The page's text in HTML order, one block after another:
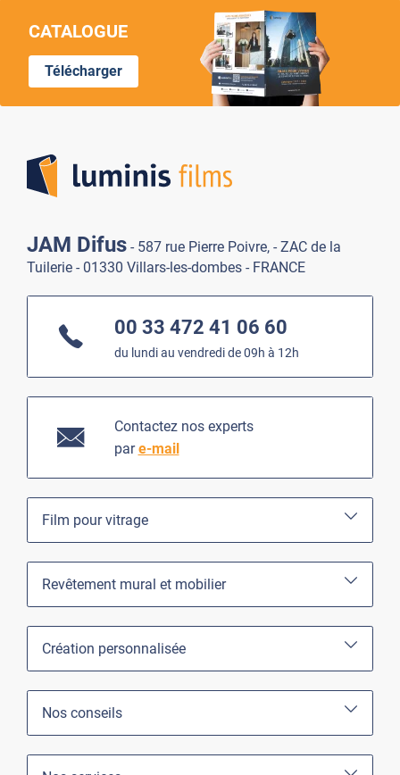
CATALOGUE
Télécharger
JAM Difus - 587 rue Pierre Poivre, - ZAC de la
Tuilerie - 01330 Villars-les-dombes - FRANCE
00 33 472 41 06 60
du lundi au vendredi de 09h à 12h
Contactez nos experts
pare-mail
Film pour vitrage
Revêtement mural et mobilier
Création personnalisée
Nos conseils